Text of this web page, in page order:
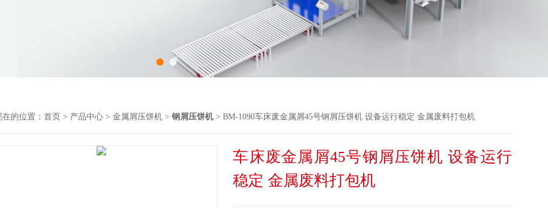
的位置： 首页 > 产品中心 > 金属屑压饼机 > 钢屑压饼机> BM-1090车床废金属屑45号钢屑压饼机 设备运行稳定 金属废料打包机
车床废金属屑45号钢屑压饼机 设备运行
稳定 金属废料打包机